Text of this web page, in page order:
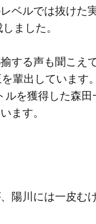
ベルでは抜けた
ました。
する声も聞こえて
輩出しています
を獲得した森田
ます。
陽川には一皮む